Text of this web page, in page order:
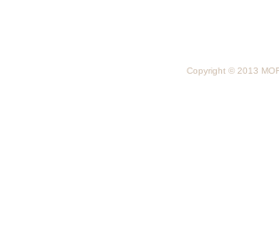
Copyright © 2013